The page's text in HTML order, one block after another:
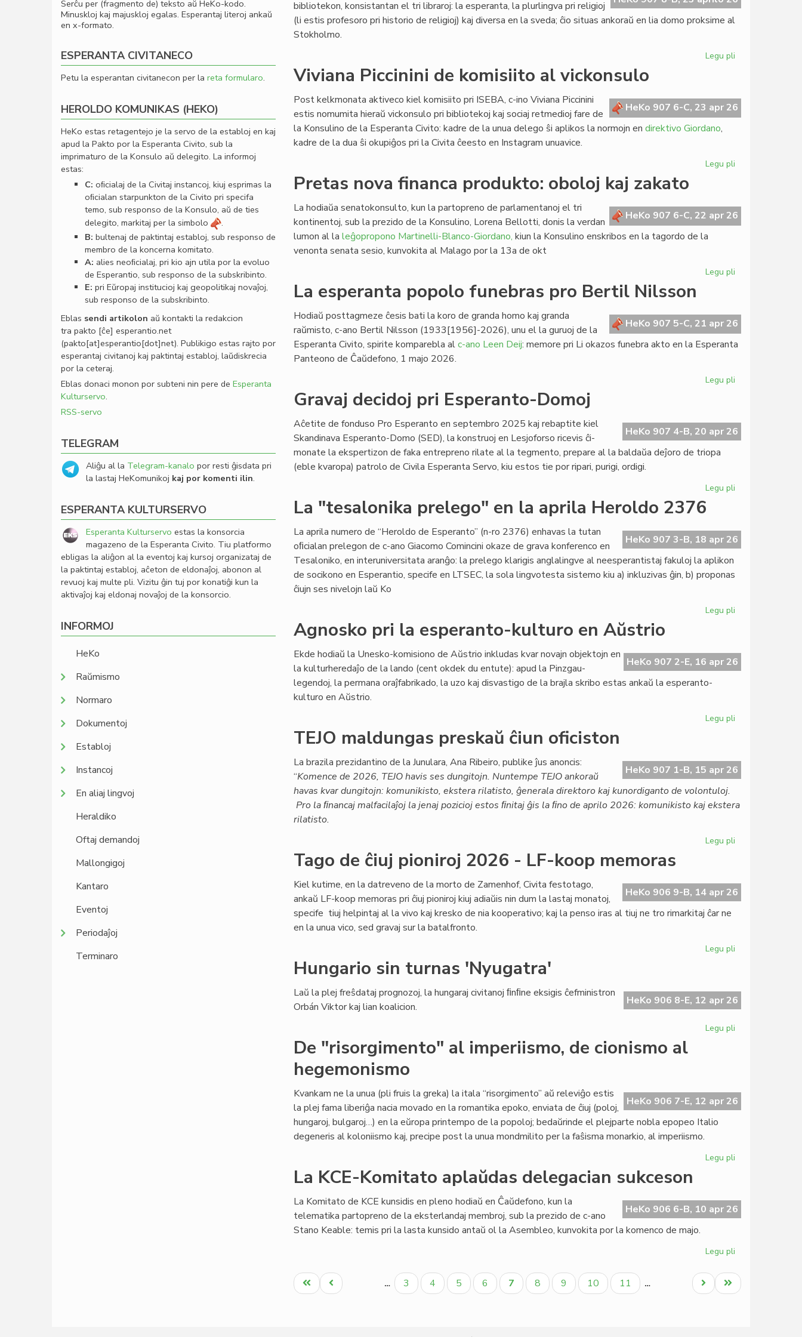
bibliotekon, konsistantan el tri libraroj: la esperanta, la plurlingva pri religioj
(li estis profesoro pri historio de religioj) kaj diversa en la sveda; ĉio situas ankoraŭ en lia domo proksime al
Stokholmo.
Legu pli
la
biblioteko
Viviana Piccinini de komisiito al vickonsulo
HeKo 907 6-C, 23 apr 26
Post kelkmonata aktiveco kiel komisiito pri ISEBA, c-ino Viviana Piccinini
estis nomumita hieraŭ vickonsulo pri bibliotekoj kaj sociaj retmedioj fare de
la Konsulino de la Esperanta Civito: kadre de la unua delego ŝi aplikos la normojn en direktivo Giordano,
kadre de la dua ŝi okupiĝos pri la Civita ĉeesto en Instagram unuavice.
Legu pli
komisiito
al
Pretas nova financa produkto: oboloj kaj zakato
HeKo 907 6-C, 22 apr 26
La hodiaŭa senatokonsulto, kun la partopreno de parlamentanoj el tri
kontinentoj, sub la prezido de la Konsulino, Lorena Bellotti, donis la verdan
lumon al la leĝopropono Martinelli-Blanco-Giordano, kiun la Konsulino enskribos en la tagordo de la
venonta senata sesio, kunvokita al Malago por la 13a de okt
Legu pli
produkto:
oboloj
kaj
La esperanta popolo funebras pro Bertil Nilsson
HeKo 907 5-C, 21 apr 26
Hodiaŭ posttagmeze ĉesis bati la koro de granda homo kaj granda
raŭmisto, c-ano Bertil Nilsson (1933[1956]-2026), unu el la guruoj de la
Esperanta Civito, spirite komparebla alc-ano Leen Deij: memore pri Li okazos funebra akto en la Esperanta
Panteono de Ĉaŭdefono, 1 majo 2026.
Legu pli
funebras
pro
Gravaj decidoj pri Esperanto-Domoj
HeKo 907 4-B, 20 apr 26
Aĉetite de fonduso Pro Esperanto en septembro 2025 kaj rebaptite kiel
Skandinava Esperanto-Domo (SED), la konstruoj en Lesjoforso ricevis ĉi-
monate la ekspertizon de faka entrepreno rilate al la tegmento, prepare al la baldaŭa deĵoro de triopa
(eble kvaropa) patrolo de Civila Esperanta Servo, kiu estos tie por ripari, purigi, ordigi.
Legu pli
Esperanto-
Domoj
La "tesalonika prelego" en la aprila Heroldo 2376
HeKo 907 3-B, 18 apr 26
La aprila numero de “Heroldo de Esperanto” (n-ro 2376) enhavas la tutan
oﬁcialan prelegon de c-ano Giacomo Comincini okaze de grava konferenco en
Tesaloniko, en interuniversitata aranĝo: la prelego klarigis anglalingve al neesperantistaj fakuloj la aplikon
de socikono en Esperantio, specife en LTSEC, la sola lingvotesta sistemo kiu a) inkluzivas ĝin, b) proponas
ĉiujn ses nivelojn laŭ Ko
Legu pli
en
la
Agnosko pri la esperanto-kulturo en Aŭstrio
HeKo 907 2-E, 16 apr 26
Ekde hodiaŭ la Unesko-komisiono de Aŭstrio inkludas kvar novajn objektojn en
la kulturheredaĵo de la lando (cent okdek du entute): apud la Pinzgau-
legendoj, la permana oraĵfabrikado, la uzo kaj disvastigo de la brajla skribo estas ankaŭ la esperanto-
kulturo en Aŭstrio.
Legu pli
esperanto-
kulturo
Aŭstrio
TEJO maldungas preskaŭ ĉiun oficiston
HeKo 907 1-B, 15 apr 26
La brazila prezidantino de la Junulara, Ana Ribeiro, publike ĵus anoncis:
“Komence de 2026, TEJO havis ses dungitojn. Nuntempe TEJO ankoraŭ
havas kvar dungitojn: komunikisto, ekstera rilatisto, ĝenerala direktoro kaj kunordiganto de volontuloj.
Pro la ﬁnancaj malfacilaĵoj la jenaj pozicioj estos ﬁnitaj ĝis la ﬁno de aprilo 2026: komunikisto kaj ekstera
rilatisto.
Legu pli
ĉiun
oficiston
Tago de ĉiuj pioniroj 2026 - LF-koop memoras
HeKo 906 9-B, 14 apr 26
Kiel kutime, en la datreveno de la morto de Zamenhof, Civita festotago,
ankaŭ LF-koop memoras pri ĉiuj pioniroj kiuj adiaŭis nin dum la lastaj monatoj,
specife tiuj helpintaj al la vivo kaj kresko de nia kooperativo; kaj la penso iras al tiuj ne tro rimarkitaj ĉar ne
en la unua vico, sed gravaj sur la batalfronto.
Legu pli
pioniroj
2026
Hungario sin turnas 'Nyugatra'
HeKo 906 8-E, 12 apr 26
Laŭ la plej freŝdataj prognozoj, la hungaraj civitanoj ﬁnﬁne eksigis ĉefministron
Orbán Viktor kaj lian koalicion.
Legu pli
De "risorgimento" al imperiismo, de cionismo al
hegemonismo
HeKo 906 7-E, 12 apr 26
Kvankam ne la unua (pli fruis la greka) la itala “risorgimento” aŭ releviĝo estis
la plej fama liberiĝa nacia movado en la romantika epoko, enviata de ĉiuj (poloj,
hungaroj, bulgaroj…) en la eŭropa printempo de la popoloj; bedaŭrinde el plejparte nobla epopeo Italio
degeneris al koloniismo kaj, precipe post la unua mondmilito per la faŝisma monarkio, al imperiismo.
Legu pli
imperiismo,
de
La KCE-Komitato aplaŭdas delegacian sukceson
HeKo 906 6-B, 10 apr 26
La Komitato de KCE kunsidis en pleno hodiaŭ en Ĉaŭdefono, kun la
telematika partopreno de la eksterlandaj membroj, sub la prezido de c-ano
Stano Keable: temis pri la lasta kunsido antaŭ ol la Asembleo, kunvokita por la komenco de majo.
Legu pli
KCE-
Komitato
Pagination
Unua
paĝo
Antaŭa
paĝo
… Paĝo
3 Paĝo
4 Paĝo
5 Paĝo
6
Aktuala
paĝo
7 Paĝo
8 Paĝo
9 Paĝo
10 Paĝo
11 …
Last
page
Next
page
Serĉu per (fragmento de) teksto aŭ HeKo-kodo.
Minuskloj kaj majuskloj egalas. Esperantaj literoj ankaŭ
en x-formato.
ESPERANTA CIVITANECO
Petu la esperantan civitanecon per la reta formularo.
HEROLDO KOMUNIKAS (HEKO)
HeKo estas retagentejo je la servo de la establoj en kaj
apud la Pakto por la Esperanta Civito, sub la
imprimaturo de la Konsulo aŭ delegito. La informoj
estas:
C: oﬁcialaj de la Civitaj instancoj, kiuj esprimas la
oﬁcialan starpunkton de la Civito pri specifa
temo, sub responso de la Konsulo, aŭ de ties
delegito, markitaj per la simbolo
.
B: bultenaj de paktintaj establoj, sub responso de
membro de la koncerna komitato.
A: alies neoﬁcialaj, pri kio ajn utila por la evoluo
de Esperantio, sub responso de la subskribinto.
E: pri Eŭropaj institucioj kaj geopolitikaj novaĵoj,
sub responso de la subskribinto.
Eblas sendi artikolon aŭ kontakti la redakcion
tra pakto [ĉe] esperantio.net
(pakto[at]esperantio[dot]net). Publikigo estas rajto por
esperantaj civitanoj kaj paktintaj establoj, laŭdiskrecia
por la ceteraj.
Eblas donaci monon por subteni nin pere de Esperanta
Kulturservo.
RSS-servo
TELEGRAM
Aliĝu al la Telegram-kanalo por resti ĝisdata pri
la lastaj HeKomunikoj kaj por komenti ilin.
ESPERANTA KULTURSERVO
Esperanta Kulturservo estas la konsorcia
magazeno de la Esperanta Civito. Tiu platformo
ebligas la aliĝon al la eventoj kaj kursoj organizataj de
la paktintaj establoj, aĉeton de eldonaĵoj, abonon al
revuoj kaj multe pli. Vizitu ĝin tuj por konatiĝi kun la
aktivaĵoj kaj eldonaj novaĵoj de la konsorcio.
INFORMOJ
HeKo
Raŭmismo
Normaro
Dokumentoj
Establoj
Instancoj
En aliaj lingvoj
Heraldiko
Oftaj demandoj
Mallongigoj
Kantaro
Eventoj
Periodaĵoj
Terminaro